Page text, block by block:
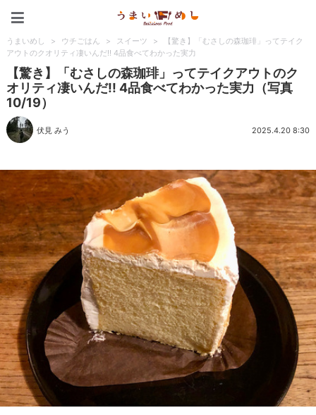
うまいめし > ウチごはん > スイーツ >
【驚き】「むさしの森珈琲」ってテイク
アウトのクオリティ凄いんだ!! 4品食べてわかった実力
【驚き】「むさしの森珈琲」ってテイクアウトのク
オリティ凄いんだ!! 4品食べてわかった実力（写真
10/19）
伏見 みう 2025.4.20 8:30